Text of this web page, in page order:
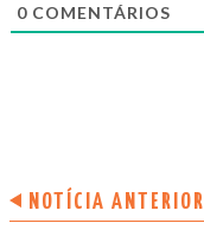
0 COMENTÁRIOS
NOTÍCIA ANTERIOR